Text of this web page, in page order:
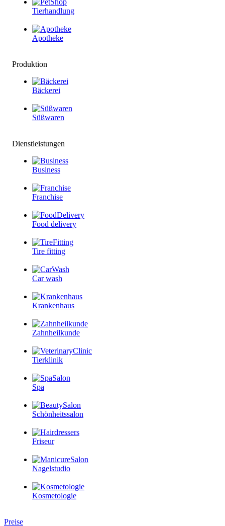
Tierhandlung
Apotheke
Produktion
Bäckerei
Süßwaren
Dienstleistungen
Business
Franchise
Food delivery
Tire fitting
Car wash
Krankenhaus
Zahnheilkunde
Tierklinik
Spa
Schönheitssalon
Friseur
Nagelstudio
Kosmetologie
Preise